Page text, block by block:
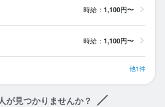
時給： 1,100円〜
時給： 1,100円〜
他1件
が見つかりませんか？